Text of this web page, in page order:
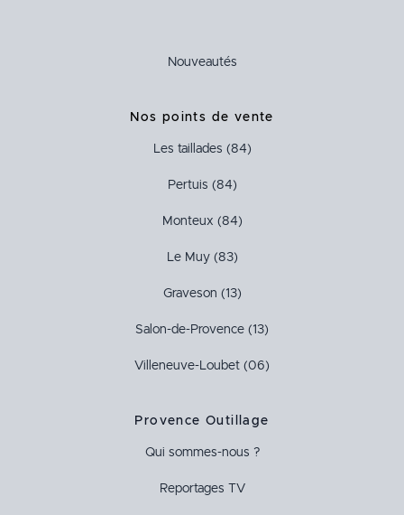
Nouveautés
Nos points de vente
Les taillades (84)
Pertuis (84)
Monteux (84)
Le Muy (83)
Graveson (13)
Salon-de-Provence (13)
Villeneuve-Loubet (06)
Provence Outillage
Qui sommes-nous ?
Reportages TV